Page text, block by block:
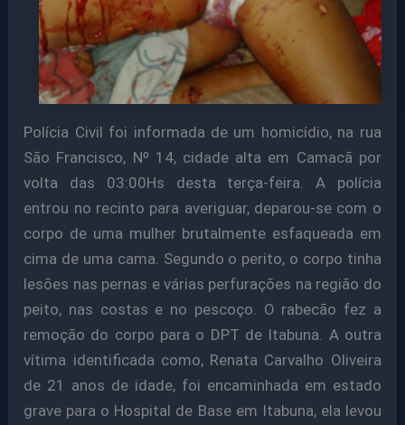
Polícia Civil foi informada de um homicídio, na rua
São Francisco, Nº 14, cidade alta em Camacã por
volta das 03:00Hs desta terça-feira. A polícia
entrou no recinto para averiguar, deparou-se com o
corpo de uma mulher brutalmente esfaqueada em
cima de uma cama. Segundo o perito, o corpo tinha
lesões nas pernas e várias perfurações na região do
peito, nas costas e no pescoço. O rabecão fez a
remoção do corpo para o DPT de Itabuna. A outra
vítima identificada como, Renata Carvalho Oliveira
de 21 anos de idade, foi encaminhada em estado
grave para o Hospital de Base em Itabuna, ela levou